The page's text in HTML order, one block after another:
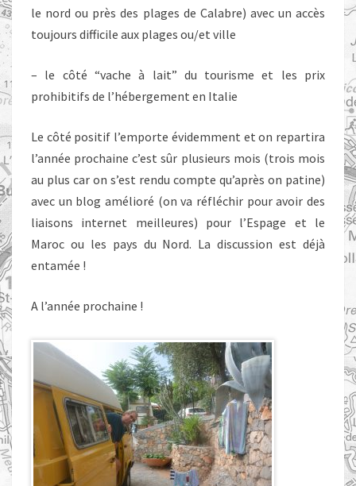
le nord ou près des plages de Calabre) avec un accès
toujours difficile aux plages ou/et ville
– le côté “vache à lait” du tourisme et les prix
prohibitifs de l’hébergement en Italie
Le côté positif l’emporte évidemment et on repartira
l’année prochaine c’est sûr plusieurs mois (trois mois
au plus car on s’est rendu compte qu’après on patine)
avec un blog amélioré (on va réfléchir pour avoir des
liaisons internet meilleures) pour l’Espage et le
Maroc ou les pays du Nord. La discussion est déjà
entamée !
A l’année prochaine !